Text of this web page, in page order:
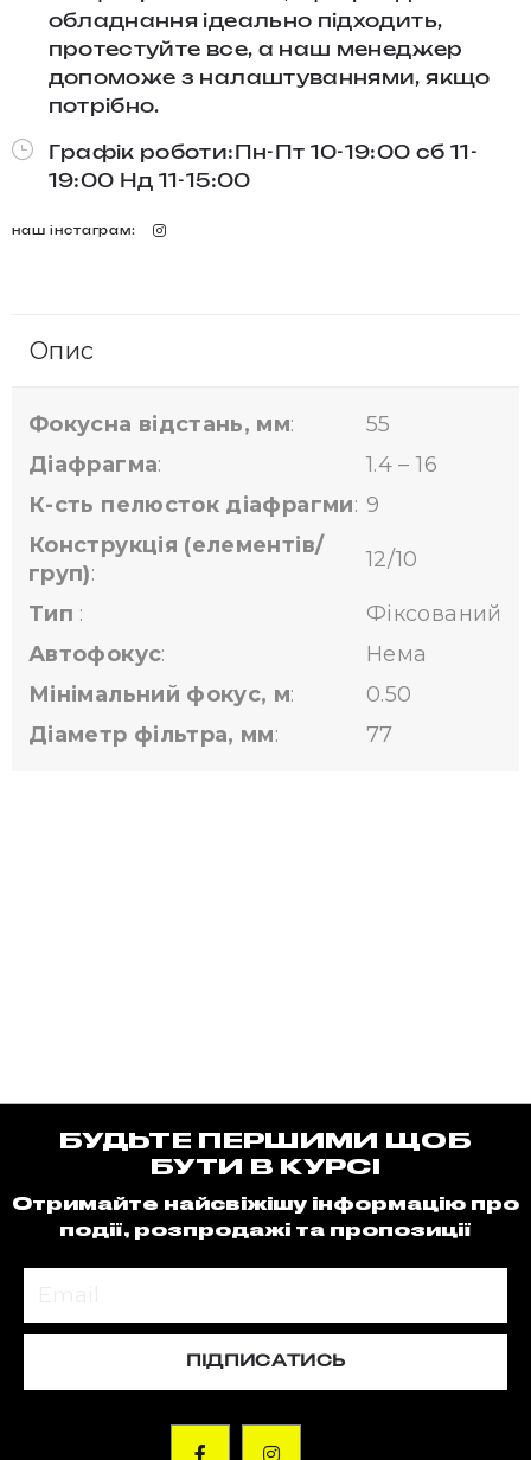
обладнання ідеально підходить,
протестуйте все, а наш менеджер
допоможе з налаштуваннями, якщо
потрібно.
Графік роботи:Пн-Пт 10-19:00 сб 11-
19:00 Нд 11-15:00
наш інстаграм:
Опис
Фокусна відстань, мм:
55
Діафрагма:
1.4 – 16
К-сть пелюсток діафрагми: 9
Конструкція (елементів/
груп):
12/10
Тип :
Фіксований
Автофокус:
Нема
Мінімальний фокус, м:
0.50
Діаметр фільтра, мм: 77
БУДЬТЕ ПЕРШИМИ ЩОБ
БУТИ В КУРСІ
Отримайте найсвіжішу інформацію про
події, розпродажі та пропозиції
ПІДПИСАТИСЬ